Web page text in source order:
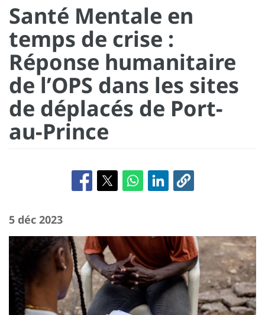
Santé Mentale en
temps de crise :
Réponse humanitaire
de l’OPS dans les sites
de déplacés de Port-
au-Prince
5 déc 2023